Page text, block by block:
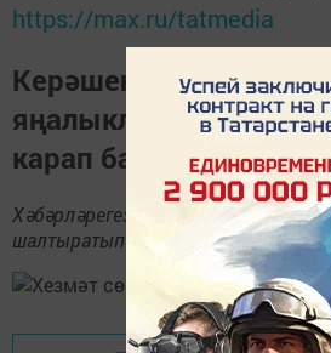
https://max.ru/tatmedia
Керәшен
яңалыкларны
карап барыгыз.
Хәбәрләрегезне 89172509795
шалтыратып әйтегез.